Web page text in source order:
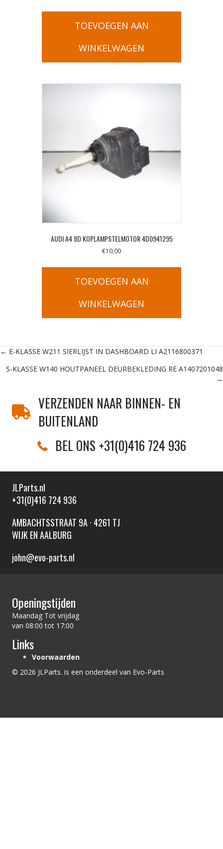
TOEVOEGEN AAN
WINKELWAGEN
AUDI A4 8D KOPLAMPSTELMOTOR 4D0941295
€10,00
TOEVOEGEN AAN
WINKELWAGEN
Posts
navigation
← E-KLASSE W211 SIERLIJST IN DASHBOARD LI A2116800371
S-KLASSE W140 HOUTPANEEL DEURBEKLEDING RE A1407201048
→
VERZENDEN NAAR BINNEN- EN
BUITENLAND
BEL ONS +31(0)416 724 936
JLParts.nl
+31(0)416 724 936
AMBACHTSSTRAAT 9A · 4261 TJ
WIJK EN AALBURG
john@evo-parts.nl
Openingstijden
Maandag Tot vrijdag
van 08:00 tot 17:00
Links
Voorwaarden
© 2026 JLParts. is een onderdeel van Evo-Parts